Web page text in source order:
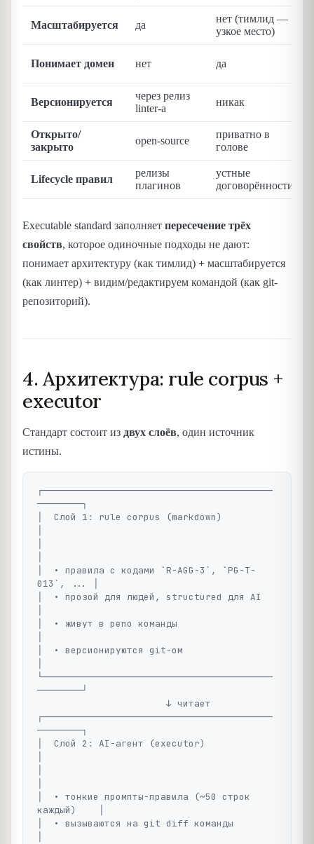
Масштабируется да
нет (тимлид —
узкое место)
Понимает домен нет да
Версионируется
через релиз
linter-а
никак
Открыто/
закрыто
open-source
приватно в
голове
Lifecycle правил
релизы
плагинов
устные
договорённости
Executable standard заполняет пересечение трёх
свойств, которое одиночные подходы не дают:
понимает архитектуру (как тимлид) + масштабируется
(как линтер) + видим/редактируем командой (как git-
репозиторий).
4. Архитектура: rule corpus +
executor
Стандарт состоит из двух слоёв, один источник
истины.
┌─────────────────────────────────────────
────────┐
│  Слой 1: rule corpus (markdown)
│  • правила с кодами `R-AGG-3`, `PG-T-
013`, ... │
│  • прозой для людей, structured для AI
│  • живут в репо команды
│  • версионируются git-ом
└─────────────────────────────────────────
────────┘
┌─────────────────────────────────────────
────────┐
│  Слой 2: AI-агент (executor)
│  • тонкие промпты-правила (~50 строк
каждый)    │
│  • вызываются на git diff команды